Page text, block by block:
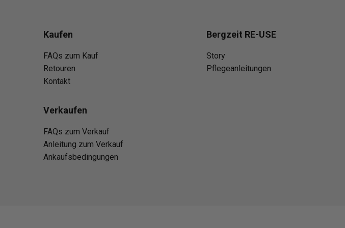
Kaufen
FAQs zum Kauf
Retouren
Kontakt
Bergzeit RE-USE
Story
Pflegeanleitungen
Verkaufen
FAQs zum Verkauf
Anleitung zum Verkauf
Ankaufsbedingungen